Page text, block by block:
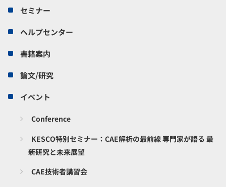
セミナー
ヘルプセンター
書籍案内
論文/研究
イベント
Conference
KESCO特別セミナー：CAE解析の最前線 専門家が語る 最
新研究と未来展望
CAE技術者講習会